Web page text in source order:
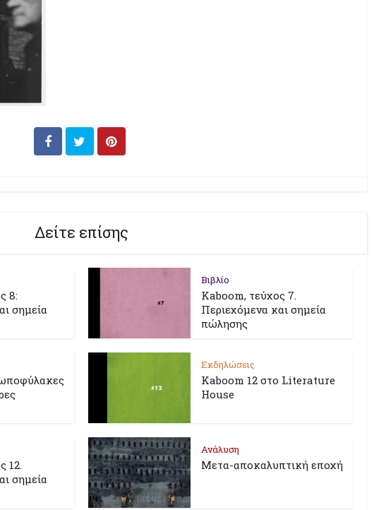
Δείτε επίσης
8:
σημεία
Βιβλίο
Kaboom, τεύχος 7.
Περιεχόμενα και σημεία
πώλησης
Εκδηλώσεις
Kaboom 12 στο Literature
House
12.
σημεία
Ανάλυση
Μετα-αποκαλυπτική εποχή